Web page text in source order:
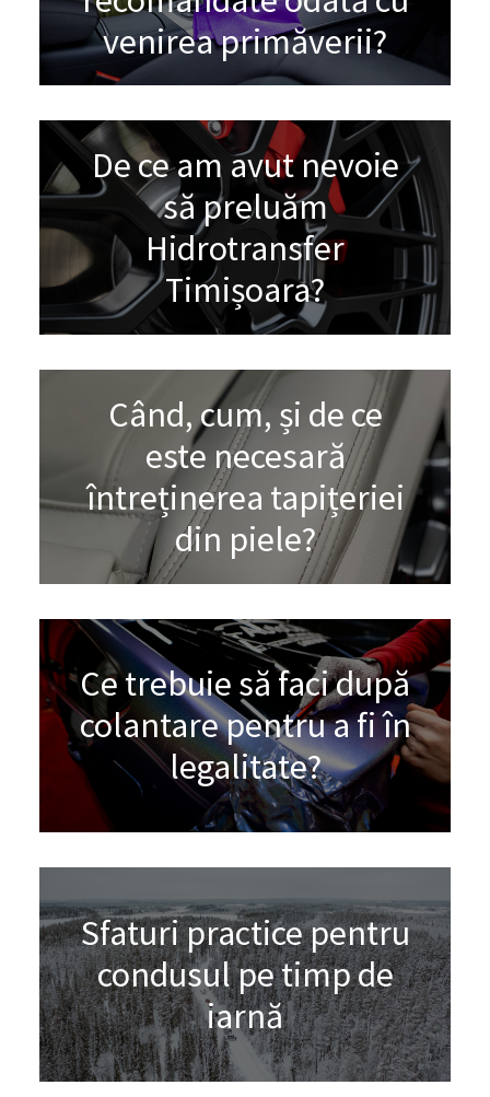
venirea primăverii?
De ce am avut nevoie
să preluăm
Hidrotransfer
Timișoara?
Când, cum, și de ce
este necesară
întreținerea tapițeriei
din piele?
Ce trebuie să faci după
colantare pentru a fi în
legalitate?
Sfaturi practice pentru
condusul pe timp de
iarnă